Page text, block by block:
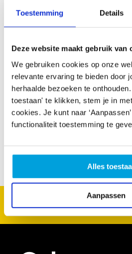
Toestemming Details
Deze website maakt gebruik van
We gebruiken cookies op onze
relevante ervaring te bieden door
herhaalde bezoeken te onthouden.
toestaan' te klikken, stem je in
cookies. Je kunt naar
functionaliteit toestemming te
Alles
Aanpassen
optredens, lezingen en creatieve
lezingen en gamelan (muziek)
producties zoals dance en drama.
***Workshop 16 nov 2024 in Het
Haag***
https://www.balinesedans.nl/
CultuurSchakel brengt je
Den Haag